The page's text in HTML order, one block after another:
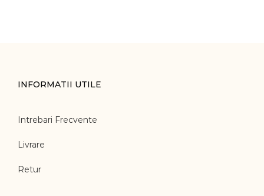
INFORMATII UTILE
Intrebari Frecvente
Livrare
Retur